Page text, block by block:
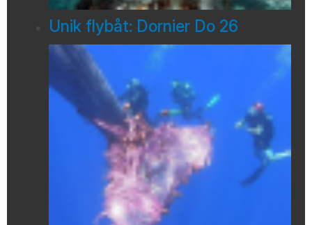
Unik flybåt: Dornier Do 26